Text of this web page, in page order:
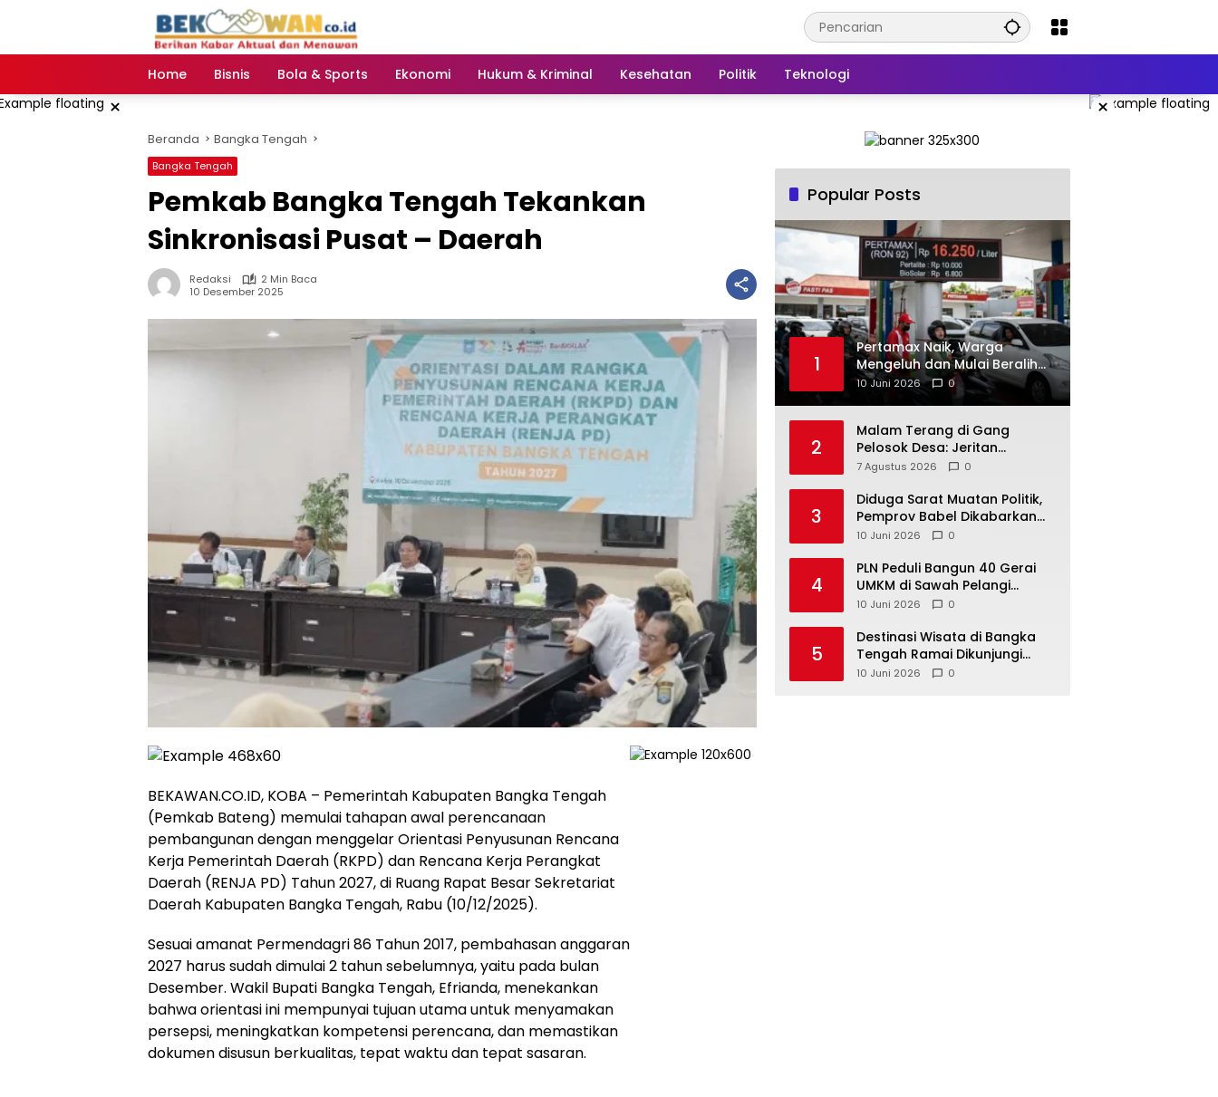
Home
Bisnis Bola & Sports Ekonomi Hukum & Kriminal Kesehatan Politik Teknologi
× ×
Beranda Bangka Tengah
Bangka Tengah
Pemkab Bangka Tengah Tekankan
Sinkronisasi Pusat – Daerah
Redaksi
2 Min Baca
10 Desember 2025
BEKAWAN.CO.ID, KOBA – Pemerintah Kabupaten Bangka Tengah
(Pemkab Bateng) memulai tahapan awal perencanaan
pembangunan dengan menggelar Orientasi Penyusunan Rencana
Kerja Pemerintah Daerah (RKPD) dan Rencana Kerja Perangkat
Daerah (RENJA PD) Tahun 2027, di Ruang Rapat Besar Sekretariat
Daerah Kabupaten Bangka Tengah, Rabu (10/12/2025).
‎Sesuai amanat Permendagri 86 Tahun 2017, pembahasan anggaran
2027 harus sudah dimulai 2 tahun sebelumnya, yaitu pada bulan
Desember. Wakil Bupati Bangka Tengah, Efrianda, menekankan
bahwa orientasi ini mempunyai tujuan utama untuk menyamakan
persepsi, meningkatkan kompetensi perencana, dan memastikan
dokumen disusun berkualitas, tepat waktu dan tepat sasaran.
Popular Posts
1
‎Pertamax Naik, Warga
Mengeluh dan Mulai Beralih
ke Pertalite Meski Harus Antre
10 Juni 2026 0
2
Malam Terang di Gang
Pelosok Desa: Jeritan
Harapan Ketua APDESI
Babel
7 Agustus 2026 0
3
‎Diduga Sarat Muatan Politik,
Pemprov Babel Dikabarkan
Lakukan Rotasi Besar-
10 Juni 2026 0
4
‎PLN Peduli Bangun 40 Gerai
UMKM di Sawah Pelangi
Namang, Dorong
10 Juni 2026 0
5
‎Destinasi Wisata di Bangka
Tengah Ramai Dikunjungi
Masyarakat Saat Libur dan
10 Juni 2026 0